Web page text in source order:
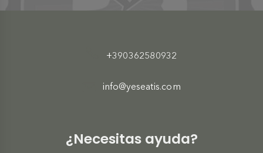
+390362580932
info@yeseatis.com
¿Necesitas ayuda?